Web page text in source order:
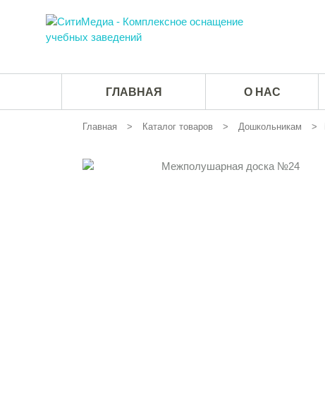
ГЛАВНАЯ О НАС
Главная Каталог товаров Дошкольникам